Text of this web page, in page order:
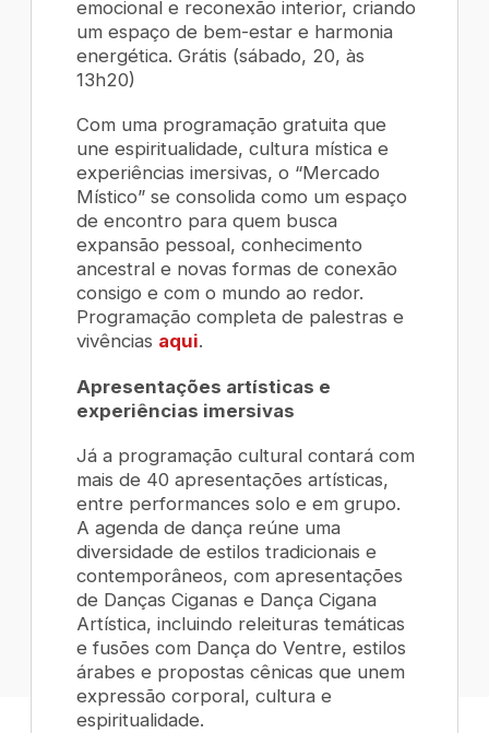
emocional e reconexão interior, criando
um espaço de bem-estar e harmonia
energética. Grátis (sábado, 20, às
13h20)
Com uma programação gratuita que
une espiritualidade, cultura mística e
experiências imersivas, o “Mercado
Místico” se consolida como um espaço
de encontro para quem busca
expansão pessoal, conhecimento
ancestral e novas formas de conexão
consigo e com o mundo ao redor.
Programação completa de palestras e
vivências aqui.
Apresentações artísticas e
experiências imersivas
Já a programação cultural contará com
mais de 40 apresentações artísticas,
entre performances solo e em grupo.
A agenda de dança reúne uma
diversidade de estilos tradicionais e
contemporâneos, com apresentações
de Danças Ciganas e Dança Cigana
Artística, incluindo releituras temáticas
e fusões com Dança do Ventre, estilos
árabes e propostas cênicas que unem
expressão corporal, cultura e
espiritualidade.